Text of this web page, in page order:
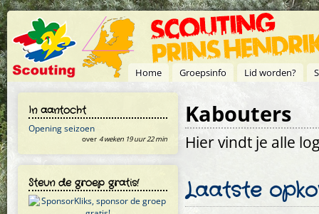
Overslaan en naar de inhoud gaan
Home Groepsinfo Lid worden?
In aantocht
Opening seizoen
over 4 weken 19 uur 22 min
Steun de groep gratis!
Kabouters
Hier vindt je alle
Laatste